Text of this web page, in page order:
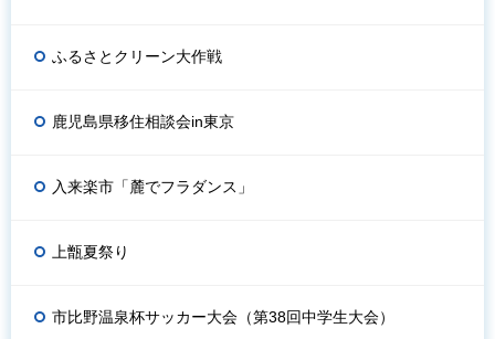
ふるさとクリーン大作戦
鹿児島県移住相談会in東京
入来楽市「麓でフラダンス」
上甑夏祭り
市比野温泉杯サッカー大会（第38回中学生大会）